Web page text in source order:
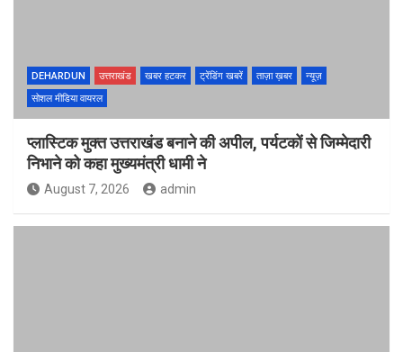
DEHARDUN उत्तराखंड खबर हटकर ट्रेंडिंग खबरें ताज़ा ख़बर
न्यूज़
सोशल मीडिया वायरल
प्लास्टिक मुक्त उत्तराखंड बनाने की अपील, पर्यटकों से जिम्मेदारी
निभाने को कहा मुख्यमंत्री धामी ने
August 7, 2026 admin